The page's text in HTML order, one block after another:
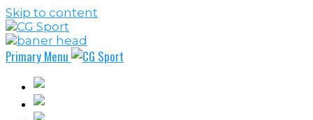
Skip to content
Primary Menu